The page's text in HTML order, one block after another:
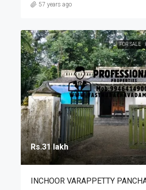
57 years ago
FOR SALE
Rs.31 lakh
INCHOOR VARAPPETTY